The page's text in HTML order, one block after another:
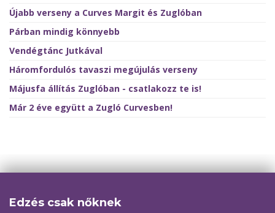
Újabb verseny a Curves Margit és Zuglóban
Párban mindig könnyebb
Vendégtánc Jutkával
Háromfordulós tavaszi megújulás verseny
Májusfa állítás Zuglóban - csatlakozz te is!
Már 2 éve együtt a Zugló Curvesben!
Edzés csak nőknek